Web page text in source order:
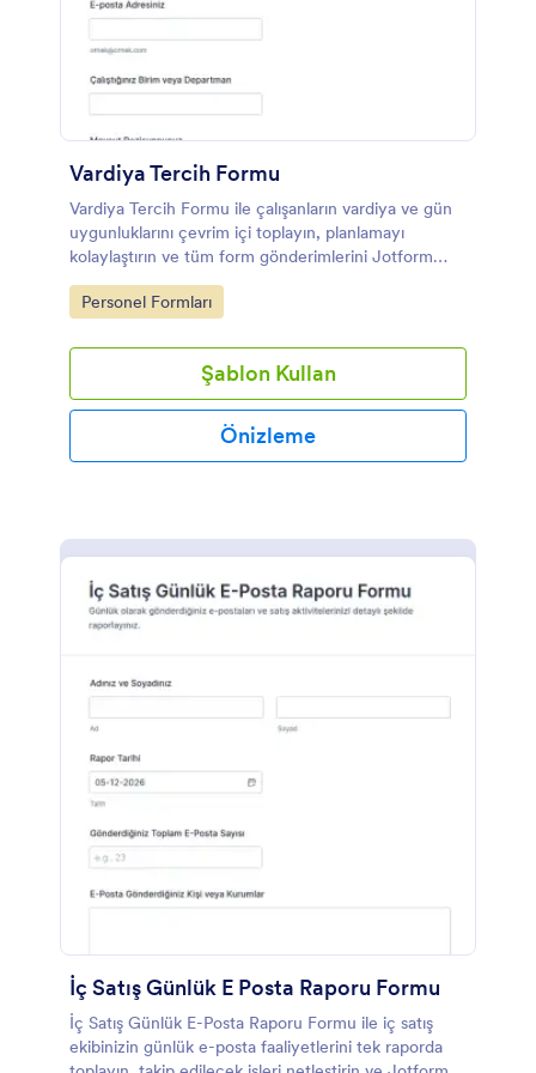
Vardiya Tercih Formu
Vardiya Tercih Formu ile çalışanların vardiya ve gün
uygunluklarını çevrim içi toplayın, planlamayı
kolaylaştırın ve tüm form gönderimlerini Jotform
üzerinde tek yerden yönetin.
Go to Category:
Personel Formları
Şablon Kullan
Önizleme
İç Satış Günlük E Posta Raporu Formu
İç Satış Günlük E-Posta Raporu Formu ile iç satış
ekibinizin günlük e-posta faaliyetlerini tek raporda